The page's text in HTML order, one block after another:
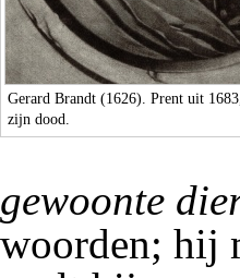
Gerard Brandt (1626). Prent uit
zijn dood.
gewoonte
woorden; hij